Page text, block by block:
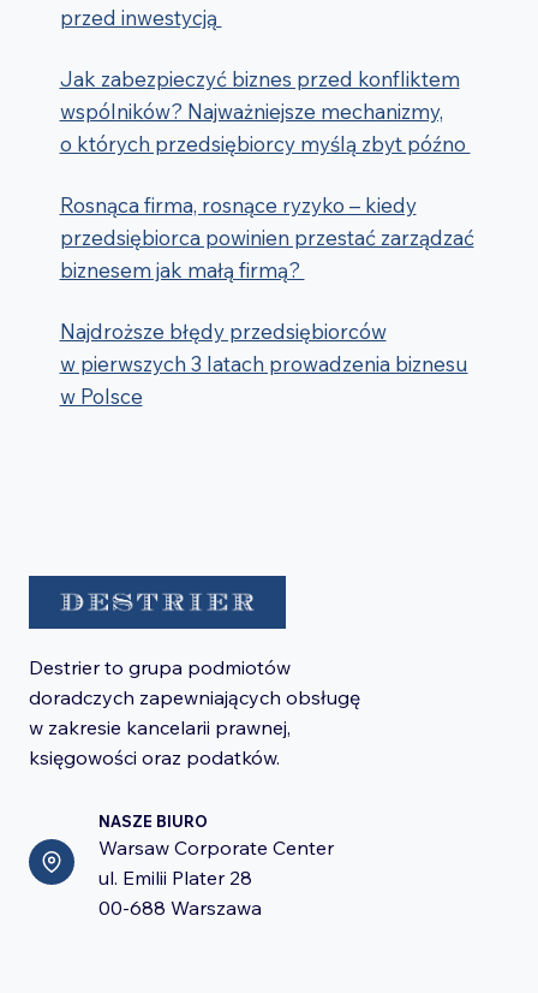
przed inwestycją
Jak zabezpieczyć biznes przed konfliktem
wspólników? Najważniejsze mechanizmy,
o których przedsiębiorcy myślą zbyt późno
Rosnąca firma, rosnące ryzyko – kiedy
przedsiębiorca powinien przestać zarządzać
biznesem jak małą firmą?
Najdroższe błędy przedsiębiorców
w pierwszych 3 latach prowadzenia biznesu
w Polsce
Destrier to grupa podmiotów
doradczych zapewniających obsługę
w zakresie kancelarii prawnej,
księgowości oraz podatków.
NASZE BIURO
Warsaw Corporate Center
ul. Emilii Plater 28
00-688 Warszawa